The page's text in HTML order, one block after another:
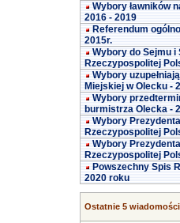
Wybory ławników
2016 - 2019
Referendum
2015r.
Wybory do Sejmu i
Rzeczypospolitej
Wybory
Miejskiej w Olecku -
Wybory
burmistrza Olecka -
Wybory Prezydenta
Rzeczypospolitej
Wybory Prezydenta
Rzeczypospolitej
Powszechny Spis
2020 roku
Ostatnie 5